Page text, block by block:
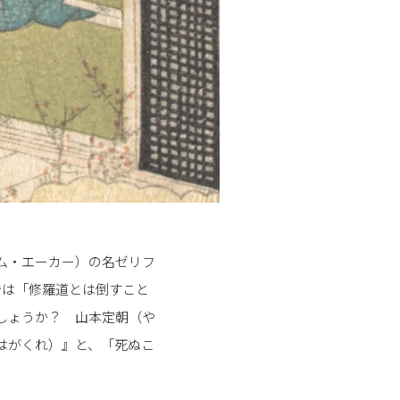
・エーカー）の名ゼリフ
「修羅道とは倒すこと
ょうか？ 山本定朝（や
くれ）』と、「死ぬこ